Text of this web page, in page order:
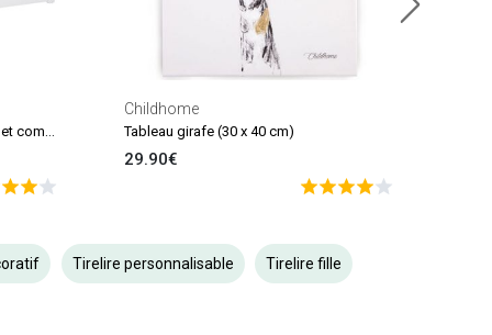
Pack duo lit bébé têtes panneaux et commode à langer Teddy
Childhome
Tableau girafe (30 x 40 cm)
29.90€
Tirelire personnalisable Tirelire fille